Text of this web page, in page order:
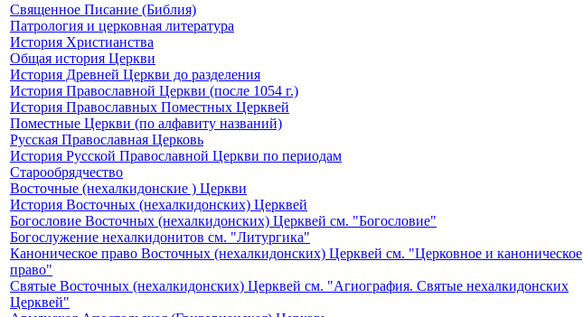
Священное Писание (Библия)
Патрология и церковная литература
История Христианства
Общая история Церкви
История Древней Церкви до разделения
История Православной Церкви (после 1054 г.)
История Православных Поместных Церквей
Поместные Церкви (по алфавиту названий)
Русская Православная Церковь
История Русской Православной Церкви по периодам
Старообрядчество
Восточные (нехалкидонские ) Церкви
История Восточных (нехалкидонских) Церквей
Богословие Восточных (нехалкидонских) Церквей см. "Богословие"
Богослужение нехалкидонитов см. "Литургика"
Каноническое право Восточных (нехалкидонских) Церквей см. "Церковное и каноническое
право"
Святые Восточных (нехалкидонских) Церквей см. "Агиография. Святые нехалкидонских
Церквей"